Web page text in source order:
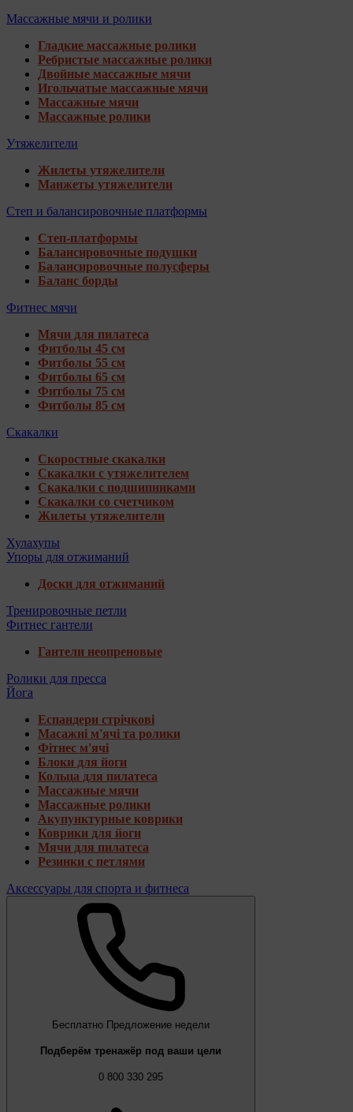
Массажные мячи и ролики
Гладкие массажные ролики
Ребристые массажные ролики
Двойные массажные мячи
Игольчатые массажные мячи
Массажные мячи
Массажные ролики
Утяжелители
Жилеты утяжелители
Манжеты утяжелители
Степ и балансировочные платформы
Степ-платформы
Балансировочные подушки
Балансировочные полусферы
Баланс борды
Фитнес мячи
Мячи для пилатеса
Фитболы 45 см
Фитболы 55 см
Фитболы 65 см
Фитболы 75 см
Фитболы 85 см
Скакалки
Скоростные скакалки
Скакалки с утяжелителем
Скакалки с подшипниками
Скакалки со счетчиком
Жилеты утяжелители
Хулахупы
Упоры для отжиманий
Доски для отжиманий
Тренировочные петли
Фитнес гантели
Гантели неопреновые
Ролики для пресса
Йога
Еспандери стрічкові
Масажні м'ячі та ролики
Фітнес м'ячі
Блоки для йоги
Кольца для пилатеса
Массажные мячи
Массажные ролики
Акупунктурные коврики
Коврики для йоги
Мячи для пилатеса
Резинки с петлями
Аксессуары для спорта и фитнеса
Бесплатно Предложение недели
Подберём тренажёр под ваши цели
0 800 330 295